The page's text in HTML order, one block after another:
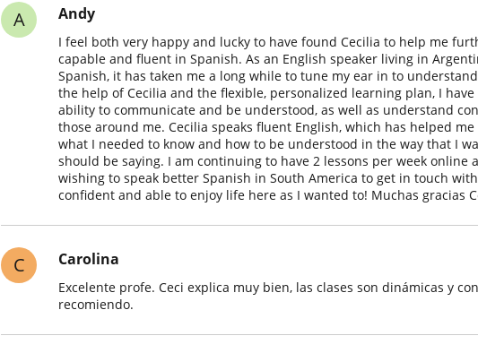
A Andy
I feel both very happy and lucky to have found Cecilia to help me
capable and fluent in Spanish. As an English speaker living in
Spanish, it has taken me a long while to tune my ear in to
the help of Cecilia and the flexible, personalized learning plan, I
ability to communicate and be understood, as well as understand
those around me. Cecilia speaks fluent English, which has helped
what I needed to know and how to be understood in the way that I
should be saying. I am continuing to have 2 lessons per week online
wishing to speak better Spanish in South America to get in touch
confident and able to enjoy life here as I wanted to! Muchas gracias
C Carolina
Excelente profe. Ceci explica muy bien, las clases son dinámicas y
recomiendo.